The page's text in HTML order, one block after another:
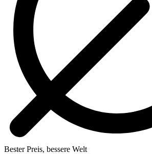
Bester Preis, bessere Welt